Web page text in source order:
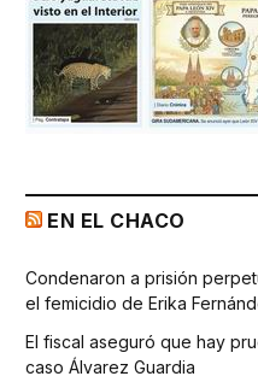
EN EL CHACO
Condenaron a prisión
el femicidio de Erika
El fiscal aseguró que hay
caso Álvarez Guardia